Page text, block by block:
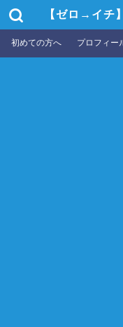
【ゼロ→イチ
初めての方へ プロフィー